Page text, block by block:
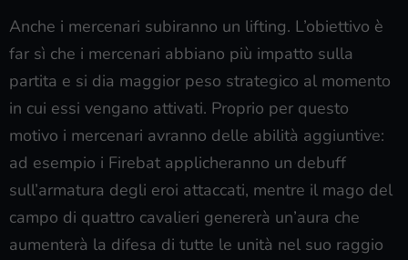
Anche i mercenari subiranno un lifting. L’obiettivo è
far sì che i mercenari abbiano più impatto sulla
partita e si dia maggior peso strategico al momento
in cui essi vengano attivati. Proprio per questo
motivo i mercenari avranno delle abilità aggiuntive:
ad esempio i Firebat applicheranno un debuff
sull’armatura degli eroi attaccati, mentre il mago del
campo di quattro cavalieri genererà un’aura che
aumenterà la difesa di tutte le unità nel suo raggio